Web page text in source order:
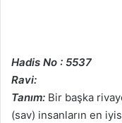
Hadis No : 5537
Ravi:
Tanım: Bir başka
(sav) insanların en